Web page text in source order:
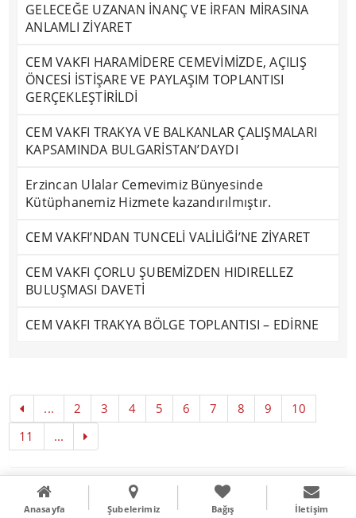
GELECEĞE UZANAN İNANÇ VE İRFAN MİRASINA
ANLAMLI ZİYARET
CEM VAKFI HARAMİDERE CEMEVİMİZDE, AÇILIŞ
ÖNCESİ İSTİŞARE VE PAYLAŞIM TOPLANTISI
GERÇEKLEŞTİRİLDİ
CEM VAKFI TRAKYA VE BALKANLAR ÇALIŞMALARI
KAPSAMINDA BULGARİSTAN’DAYDI
Erzincan Ulalar Cemevimiz Bünyesinde
Kütüphanemiz Hizmete kazandırılmıştır.
CEM VAKFI’NDAN TUNCELİ VALİLİĞİ’NE ZİYARET
CEM VAKFI ÇORLU ŞUBEMİZDEN HIDIRELLEZ
BULUŞMASI DAVETİ
CEM VAKFI TRAKYA BÖLGE TOPLANTISI – EDİRNE
... 2 3 4 5 6 7 8 9
10
11
...
Copyright © 2016 Literal Webdizayn
Anasayfa Şubelerimiz Bağış İletişim